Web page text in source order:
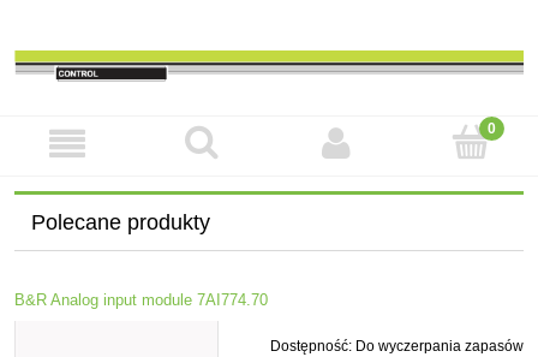
Polecane produkty
B&R Analog input module 7AI774.70
Dostępność: Do wyczerpania zapasów